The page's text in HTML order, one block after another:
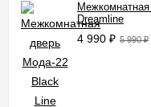
Dreamline
4 990 ₽ 5 990₽